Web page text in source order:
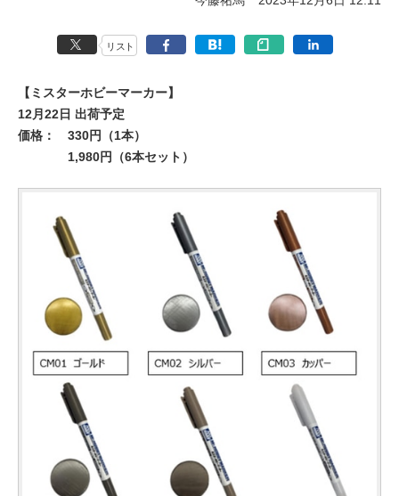
リスト
【ミスターホビーマーカー】
12月22日 出荷予定
価格：
330円（1本）
1,980円（6本セット）